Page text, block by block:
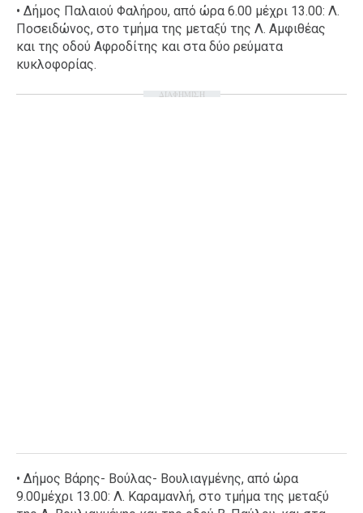
• Δήμος Παλαιού Φαλήρου, από ώρα 6.00 μέχρι 13.00: Λ.
Ποσειδώνος, στο τμήμα της μεταξύ της Λ. Αμφιθέας
και της οδού Αφροδίτης και στα δύο ρεύματα
κυκλοφορίας.
ΔΙΑΦΗΜΙΣΗ
• Δήμος Βάρης- Βούλας- Βουλιαγμένης, από ώρα
9.00μέχρι 13.00: Λ. Καραμανλή, στο τμήμα της μεταξύ